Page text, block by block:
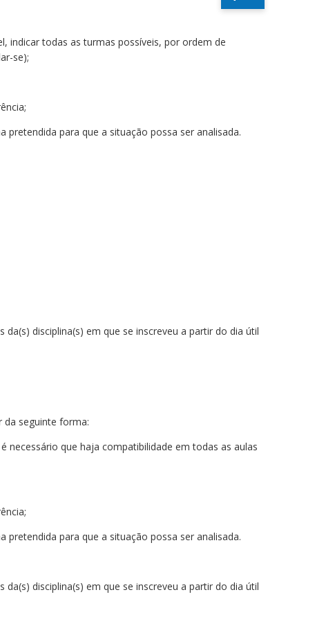
indicar todas as turmas possíveis, por ordem de
se);
para que a situação possa ser analisada.
disciplina(s) em que se inscreveu a partir do dia útil
da seguinte forma:
necessário que haja compatibilidade em todas as aulas
para que a situação possa ser analisada.
disciplina(s) em que se inscreveu a partir do dia útil